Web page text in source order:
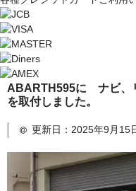
BMW
MINI
アウディ
トヨタ
日産
スバル
ABARTH595に ナビ、
を取付しました。
更新日： 2025年9月15